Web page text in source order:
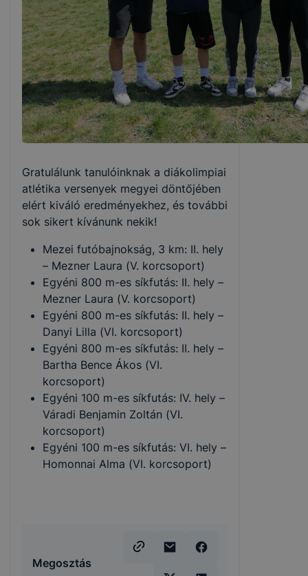
Gratulálunk tanulóinknak a diákolimpiai
atlétika versenyek megyei döntőjében
elért kiváló eredményekhez, és további
sok sikert kívánunk nekik!
Mezei futóbajnokság, 3 km: II. hely
– Mezner Laura (V. korcsoport)
Egyéni 800 m-es síkfutás: II. hely –
Mezner Laura (V. korcsoport)
Egyéni 800 m-es síkfutás: II. hely –
Danyi Lilla (VI. korcsoport)
Egyéni 800 m-es síkfutás: II. hely –
Bartha Bence Ákos (VI.
korcsoport)
Egyéni 100 m-es síkfutás: IV. hely –
Váradi Benjamin Zoltán (VI.
korcsoport)
Egyéni 100 m-es síkfutás: VI. hely –
Homonnai Alma (VI. korcsoport)
Megosztás